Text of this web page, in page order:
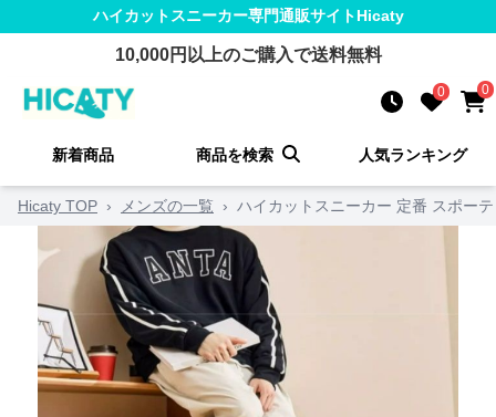
ハイカットスニーカー専門通販サイトHicaty
10,000円以上のご購入で送料無料
0 0
新着商品 商品を検索 人気ランキング
Hicaty TOP › メンズの一覧 › ハイカットスニーカー 定番 スポー